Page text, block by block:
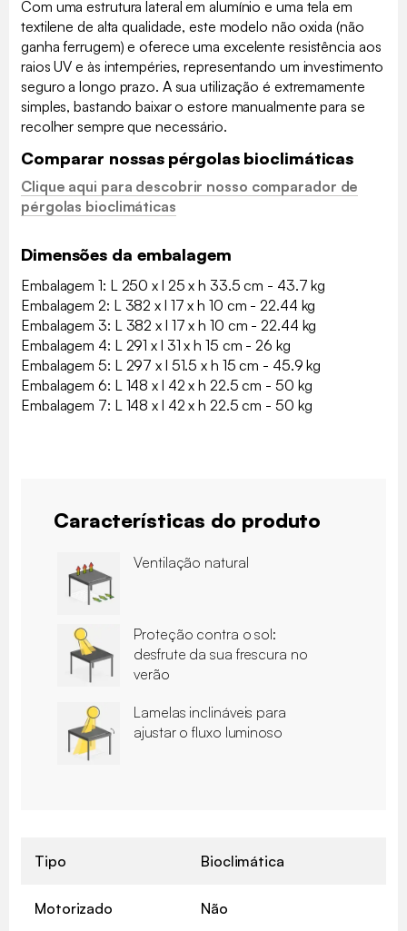
Com uma estrutura lateral em alumínio e uma tela em
textilene de alta qualidade, este modelo não oxida (não
ganha ferrugem) e oferece uma excelente resistência aos
raios UV e às intempéries, representando um investimento
seguro a longo prazo. A sua utilização é extremamente
simples, bastando baixar o estore manualmente para se
recolher sempre que necessário.
Comparar nossas pérgolas bioclimáticas
Clique aqui para descobrir nosso comparador de
pérgolas bioclimáticas
Dimensões da embalagem
Embalagem 1: L 250 x l 25 x h 33.5 cm - 43.7 kg
Embalagem 2: L 382 x l 17 x h 10 cm - 22.44 kg
Embalagem 3: L 382 x l 17 x h 10 cm - 22.44 kg
Embalagem 4: L 291 x l 31 x h 15 cm - 26 kg
Embalagem 5: L 297 x l 51.5 x h 15 cm - 45.9 kg
Embalagem 6: L 148 x l 42 x h 22.5 cm - 50 kg
Embalagem 7: L 148 x l 42 x h 22.5 cm - 50 kg
Características do produto
Ventilação natural
Proteção contra o sol:
desfrute da sua frescura no
verão
Lamelas inclináveis para
ajustar o fluxo luminoso
Tipo Bioclimática
Motorizado Não